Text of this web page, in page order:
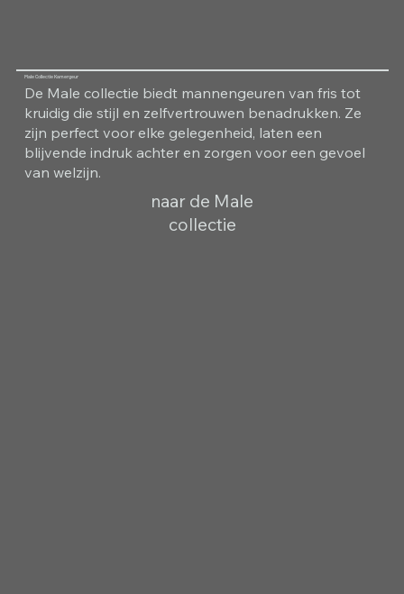
Male Collectie Kamergeur
De Male collectie biedt mannengeuren van fris tot
kruidig die stijl en zelfvertrouwen benadrukken. Ze
zijn perfect voor elke gelegenheid, laten een
blijvende indruk achter en zorgen voor een gevoel
van welzijn.
naar de Male
collectie